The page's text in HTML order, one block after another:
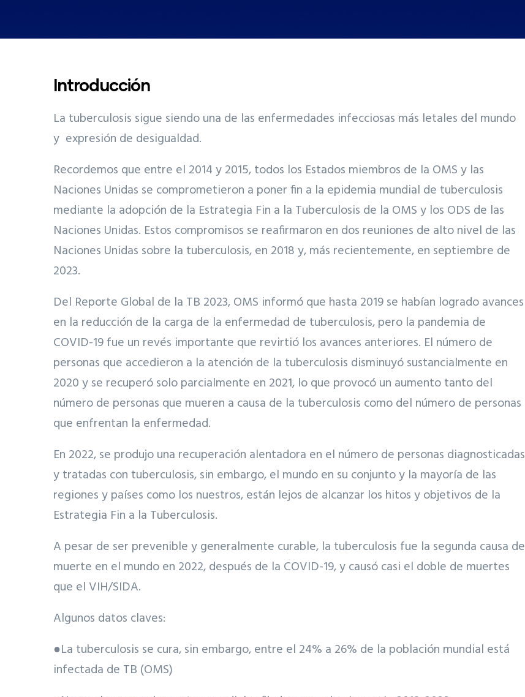
Introducción
La tuberculosis sigue siendo una de las enfermedades infecciosas más letales del mundo
y expresión de desigualdad.
Recordemos que entre el 2014 y 2015, todos los Estados miembros de la OMS y las
Naciones Unidas se comprometieron a poner fin a la epidemia mundial de tuberculosis
mediante la adopción de la Estrategia Fin a la Tuberculosis de la OMS y los ODS de las
Naciones Unidas. Estos compromisos se reafirmaron en dos reuniones de alto nivel de las
Naciones Unidas sobre la tuberculosis, en 2018 y, más recientemente, en septiembre de
2023.
Del Reporte Global de la TB 2023, OMS informó que hasta 2019 se habían logrado avances
en la reducción de la carga de la enfermedad de tuberculosis, pero la pandemia de
COVID-19 fue un revés importante que revirtió los avances anteriores. El número de
personas que accedieron a la atención de la tuberculosis disminuyó sustancialmente en
2020 y se recuperó solo parcialmente en 2021, lo que provocó un aumento tanto del
número de personas que mueren a causa de la tuberculosis como del número de personas
que enfrentan la enfermedad.
En 2022, se produjo una recuperación alentadora en el número de personas diagnosticadas
y tratadas con tuberculosis, sin embargo, el mundo en su conjunto y la mayoría de las
regiones y países como los nuestros, están lejos de alcanzar los hitos y objetivos de la
Estrategia Fin a la Tuberculosis.
A pesar de ser prevenible y generalmente curable, la tuberculosis fue la segunda causa de
muerte en el mundo en 2022, después de la COVID-19, y causó casi el doble de muertes
que el VIH/SIDA.
Algunos datos claves:
●La tuberculosis se cura, sin embargo, entre el 24% a 26% de la población mundial está
infectada de TB (OMS)